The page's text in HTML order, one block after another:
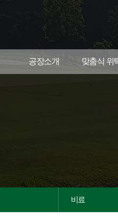
공장소개 맞춤식 위
비료